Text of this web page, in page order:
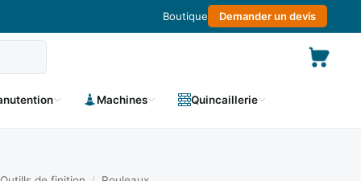
Boutique Demander un devis
Machines Quincaillerie